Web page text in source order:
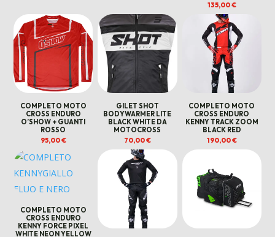
335,00 €. 245,00 €. 335,00 €.
135,00€
COMPLETO MOTO
CROSS ENDURO
O’SHOW + GUANTI
ROSSO
95,00€
GILET SHOT
BODYWARMER LITE
BLACK WHITE DA
MOTOCROSS
70,00€
COMPLETO MOTO
CROSS ENDURO
KENNY TRACK ZOOM
BLACK RED
190,00€
COMPLETO MOTO
CROSS ENDURO
KENNY FORCE PIXEL
WHITE NEON YELLOW